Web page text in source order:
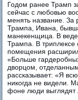
Годом ранее Трамп
сейчас с любовью
менять название. За
Трампа, Ивана,
манекенщица. В
Трампа. В
помещения
«Больше
дворцом,
рассказывает: «Я
никогда не видели.
фоне люди выглядят